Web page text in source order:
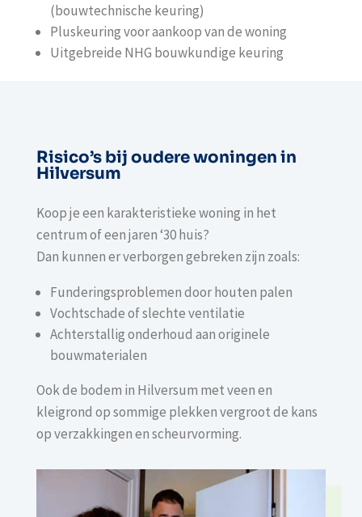
(bouwtechnische keuring)
Pluskeuring voor aankoop van de woning
Uitgebreide NHG bouwkundige keuring
Risico’s bij oudere woningen in
Hilversum
Koop je een karakteristieke woning in het
centrum of een jaren ‘30 huis?
Dan kunnen er verborgen gebreken zijn zoals:
Funderingsproblemen door houten palen
Vochtschade of slechte ventilatie
Achterstallig onderhoud aan originele
bouwmaterialen
Ook de bodem in Hilversum met veen en
kleigrond op sommige plekken vergroot de kans
op verzakkingen en scheurvorming.